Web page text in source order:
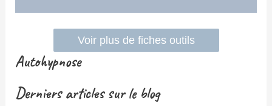
Voir plus de fiches outils
Autohypnose
Derniers articles sur le blog